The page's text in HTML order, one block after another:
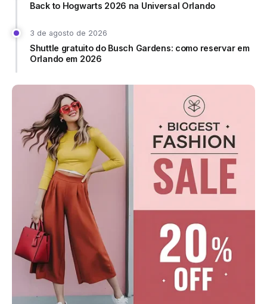
Back to Hogwarts 2026 na Universal Orlando
3 de agosto de 2026
Shuttle gratuito do Busch Gardens: como reservar em
Orlando em 2026